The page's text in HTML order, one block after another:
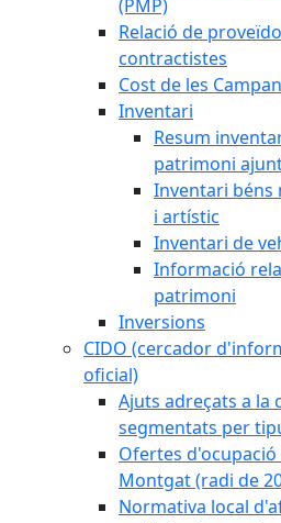
(PMP)
Relació de
contractistes
Cost de les
Inventari
Resum
patrimoni
Inventari béns
i artístic
Inventari de
Informació
patrimoni
Inversions
CIDO (cercador
oficial)
Ajuts adreçats a la
segmentats per
Ofertes
Montgat (radi de
Normativa local